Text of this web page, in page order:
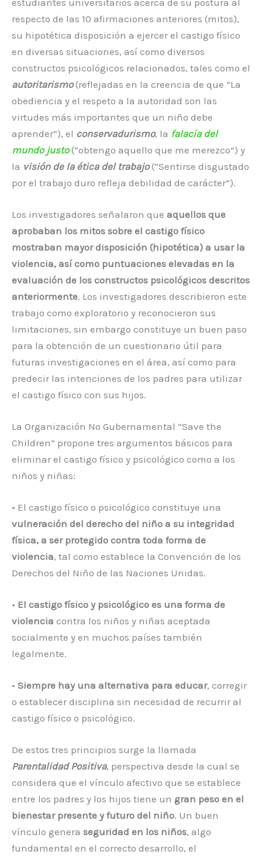
estudiantes universitarios acerca de su postura al
respecto de las 10 afirmaciones anteriores (mitos),
su hipotética disposición a ejercer el castigo físico
en diversas situaciones, así como diversos
constructos psicológicos relacionados, tales como el
autoritarismo(reflejadas en la creencia de que “La
obediencia y el respeto a la autoridad son las
virtudes más importantes que un niño debe
aprender”), el conservadurismo, la falacia del
mundo justo(“obtengo aquello que me merezco”) y
la visión de la ética del trabajo(“Sentirse disgustado
por el trabajo duro refleja debilidad de carácter”).
Los investigadores señalaron que aquellos que
aprobaban los mitos sobre el castigo físico
mostraban mayor disposición (hipotética) a usar la
violencia, así como puntuaciones elevadas en la
evaluación de los constructos psicológicos descritos
anteriormente. Los investigadores describieron este
trabajo como exploratorio y reconocieron sus
limitaciones, sin embargo constituye un buen paso
para la obtención de un cuestionario útil para
futuras investigaciones en el área, así como para
predecir las intenciones de los padres para utilizar
el castigo físico con sus hijos.
La Organización No Gubernamental “Save the
Children” propone tres argumentos básicos para
eliminar el castigo físico y psicológico como a los
niños y niñas:
• El castigo físico o psicológico constituye una
vulneración del derecho del niño a su integridad
física, a ser protegido contra toda forma de
violencia, tal como establece la Convención de los
Derechos del Niño de las Naciones Unidas.
• El castigo físico y psicológico es una forma de
violencia contra los niños y niñas aceptada
socialmente y en muchos países también
legalmente.
• Siempre hay una alternativa para educar, corregir
o establecer disciplina sin necesidad de recurrir al
castigo físico o psicológico.
De estos tres principios surge la llamada
Parentalidad Positiva, perspectiva desde la cual se
considera que el vínculo afectivo que se establece
entre los padres y los hijos tiene un gran peso en el
bienestar presente y futuro del niño. Un buen
vínculo genera seguridad en los niños, algo
fundamental en el correcto desarrollo, el